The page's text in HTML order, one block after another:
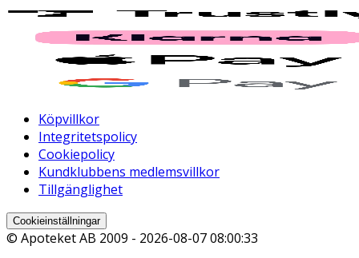
Köpvillkor
Integritetspolicy
Cookiepolicy
Kundklubbens medlemsvillkor
Tillgänglighet
Cookieinställningar
© Apoteket AB 2009 - 2026-08-07 08:00:33